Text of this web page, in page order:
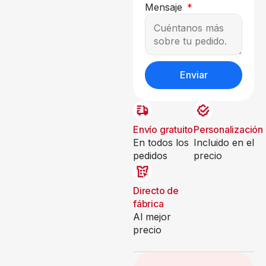
Mensaje
Enviar
Envío gratuito
En todos los
pedidos
Personalización
Incluido en el
precio
Directo de
fábrica
Al mejor
precio